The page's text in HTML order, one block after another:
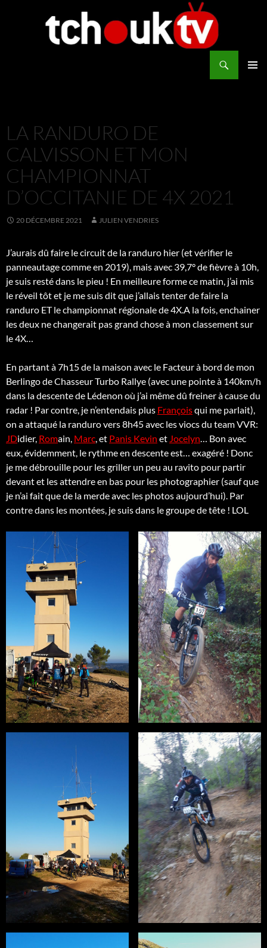
LA RANDURO DE
CALVISSON ET MON
CHAMPIONNAT
D’OCCITANIE DE 4X 2021
20 DÉCEMBRE 2021 JULIEN VENDRIES
J’aurais dû faire le circuit de la randuro hier (et vérifier le
panneautage comme en 2019), mais avec 39,7° de fièvre à 10h,
je suis resté dans le pieu ! En meilleure forme ce matin, j’ai mis
le réveil tôt et je me suis dit que j’allais tenter de faire la
randuro ET le championnat régionale de 4X.A la fois, enchainer
les deux ne changerait pas grand chose à mon classement sur
le 4X…
En partant à 7h15 de la maison avec le Facteur à bord de mon
Berlingo de Chasseur Turbo Rallye (avec une pointe à 140km/h
dans la descente de Lédenon où j’ai même dû freiner à cause du
radar ! Par contre, je n’entendais plus Françoisqui me parlait),
on a attaqué la randuro vers 8h45 avec les viocs du team VVR:
JDidier, Romain, Marc, et Panis Kevin et Jocelyn… Bon avec
eux, évidemment, le rythme en descente est… exagéré ! Donc
je me débrouille pour les griller un peu au ravito pour partir
devant et les attendre en bas pour les photographier (sauf que
je n’ai fait que de la merde avec les photos aujourd’hui). Par
contre dans les montées, je suis dans le groupe de tête ! LOL